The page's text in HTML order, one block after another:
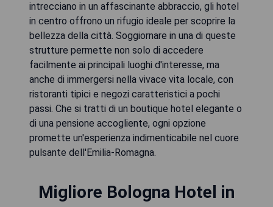
intrecciano in un affascinante abbraccio, gli hotel
in centro offrono un rifugio ideale per scoprire la
bellezza della città. Soggiornare in una di queste
strutture permette non solo di accedere
facilmente ai principali luoghi d'interesse, ma
anche di immergersi nella vivace vita locale, con
ristoranti tipici e negozi caratteristici a pochi
passi. Che si tratti di un boutique hotel elegante o
di una pensione accogliente, ogni opzione
promette un'esperienza indimenticabile nel cuore
pulsante dell'Emilia-Romagna.
Migliore Bologna Hotel in